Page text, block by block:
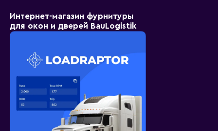
Интернет-магазин фурнитуры
для окон и дверей BauLogistik